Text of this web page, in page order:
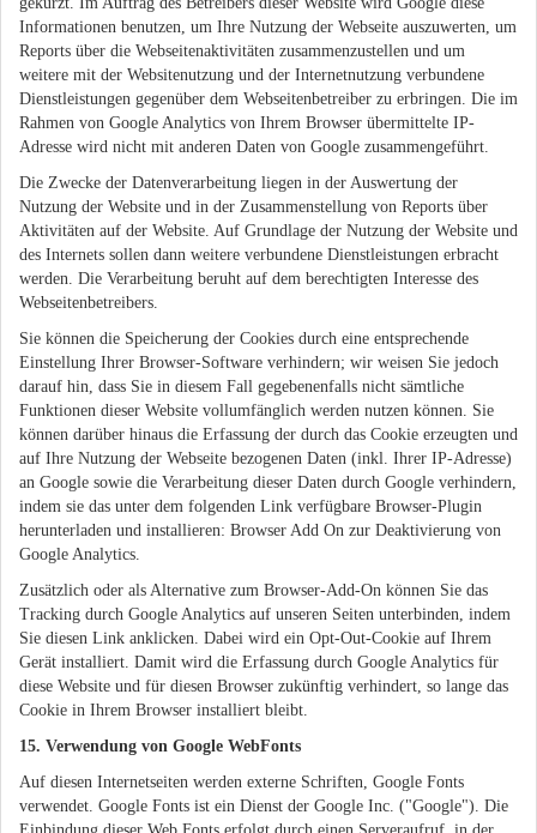
Informationen benutzen, um Ihre Nutzung der Webseite auszuwerten, um
Reports über die Webseitenaktivitäten zusammenzustellen und um
weitere mit der Websitenutzung und der Internetnutzung verbundene
Dienstleistungen gegenüber dem Webseitenbetreiber zu erbringen. Die im
Rahmen von Google Analytics von Ihrem Browser übermittelte IP-
Adresse wird nicht mit anderen Daten von Google zusammengeführt.
Die Zwecke der Datenverarbeitung liegen in der Auswertung der
Nutzung der Website und in der Zusammenstellung von Reports über
Aktivitäten auf der Website. Auf Grundlage der Nutzung der Website und
des Internets sollen dann weitere verbundene Dienstleistungen erbracht
werden. Die Verarbeitung beruht auf dem berechtigten Interesse des
Webseitenbetreibers.
Sie können die Speicherung der Cookies durch eine entsprechende
Einstellung Ihrer Browser-Software verhindern; wir weisen Sie jedoch
darauf hin, dass Sie in diesem Fall gegebenenfalls nicht sämtliche
Funktionen dieser Website vollumfänglich werden nutzen können. Sie
können darüber hinaus die Erfassung der durch das Cookie erzeugten und
auf Ihre Nutzung der Webseite bezogenen Daten (inkl. Ihrer IP-Adresse)
an Google sowie die Verarbeitung dieser Daten durch Google verhindern,
indem sie das unter dem folgenden Link verfügbare Browser-Plugin
herunterladen und installieren: Browser Add On zur Deaktivierung von
Google Analytics.
Zusätzlich oder als Alternative zum Browser-Add-On können Sie das
Tracking durch Google Analytics auf unseren Seiten unterbinden, indem
Sie diesen Link anklicken. Dabei wird ein Opt-Out-Cookie auf Ihrem
Gerät installiert. Damit wird die Erfassung durch Google Analytics für
diese Website und für diesen Browser zukünftig verhindert, so lange das
Cookie in Ihrem Browser installiert bleibt.
15. Verwendung von Google WebFonts
Auf diesen Internetseiten werden externe Schriften, Google Fonts
verwendet. Google Fonts ist ein Dienst der Google Inc. ("Google"). Die